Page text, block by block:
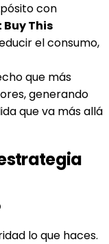
con
Buy This
el consumo,
que más
generando
que va más allá
lo que haces.